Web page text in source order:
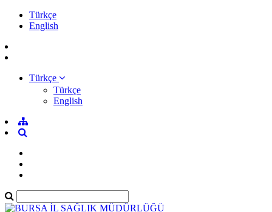
Türkçe
English
Türkçe
Türkçe
English